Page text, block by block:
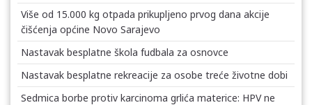
Više od 15.000 kg otpada prikupljeno prvog dana akcije
čišćenja općine Novo Sarajevo
Nastavak besplatne škola fudbala za osnovce
Nastavak besplatne rekreacije za osobe treće životne dobi
Sedmica borbe protiv karcinoma grlića materice: HPV ne